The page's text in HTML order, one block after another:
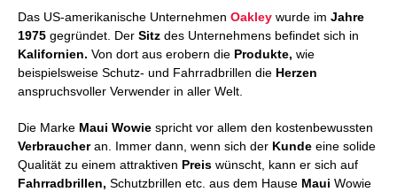
Das US-amerikanische Unternehmen Oakley wurde im Jahre
1975 gegründet. Der Sitz des Unternehmens befindet sich in
Kalifornien. Von dort aus erobern die Produkte, wie
beispielsweise Schutz- und Fahrradbrillen die Herzen
anspruchsvoller Verwender in aller Welt.
Die Marke Maui Wowie spricht vor allem den kostenbewussten
Verbraucheran. Immer dann, wenn sich der Kunde eine solide
Qualität zu einem attraktiven Preis wünscht, kann er sich auf
Fahrradbrillen, Schutzbrillen etc. aus dem Hause Maui Wowie